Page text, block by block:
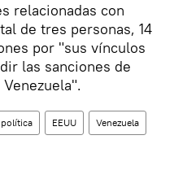
relacionadas con
de tres personas, 14
por "sus vínculos
las sanciones de
política EEUU Venezuela